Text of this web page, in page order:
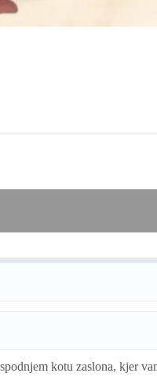
kotu zaslona, kjer